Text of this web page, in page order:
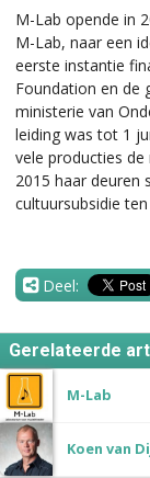
M-Lab opende in
M-Lab, naar een
eerste instantie
Foundation en de
ministerie van
leiding was tot 1
vele producties
2015 haar deuren
cultuursubsidie
Deel:
Gerelateerde
M-Lab
Koen van